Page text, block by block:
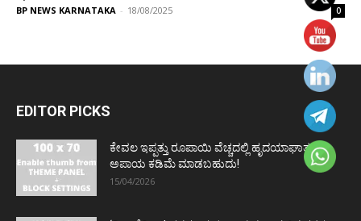
BP NEWS KARNATAKA - 18/08/2025 0
EDITOR PICKS
ಕೇವಲ ಇಪ್ಪತ್ತು ರೂಪಾಯಿ ವೆಚ್ಚದಲ್ಲಿ ಹೃದಯಾಘಾತದ
ಅಪಾಯ ಕಡಿಮೆ ಮಾಡಬಹುದು!
15/04/2026